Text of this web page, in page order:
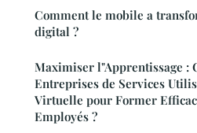
Comment le mobile a
digital ?
Maximiser l"Apprentissage :
Entreprises de Services
Virtuelle pour Former
Employés ?